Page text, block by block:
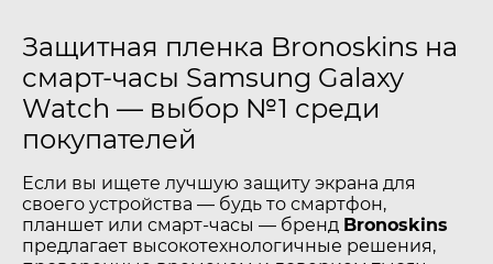
Защитная пленка Bronoskins на
смарт-часы Samsung Galaxy
Watch — выбор №1 среди
покупателей
Если вы ищете лучшую защиту экрана для
своего устройства — будь то смартфон,
планшет или смарт-часы — бренд Bronoskins
предлагает высокотехнологичные решения,